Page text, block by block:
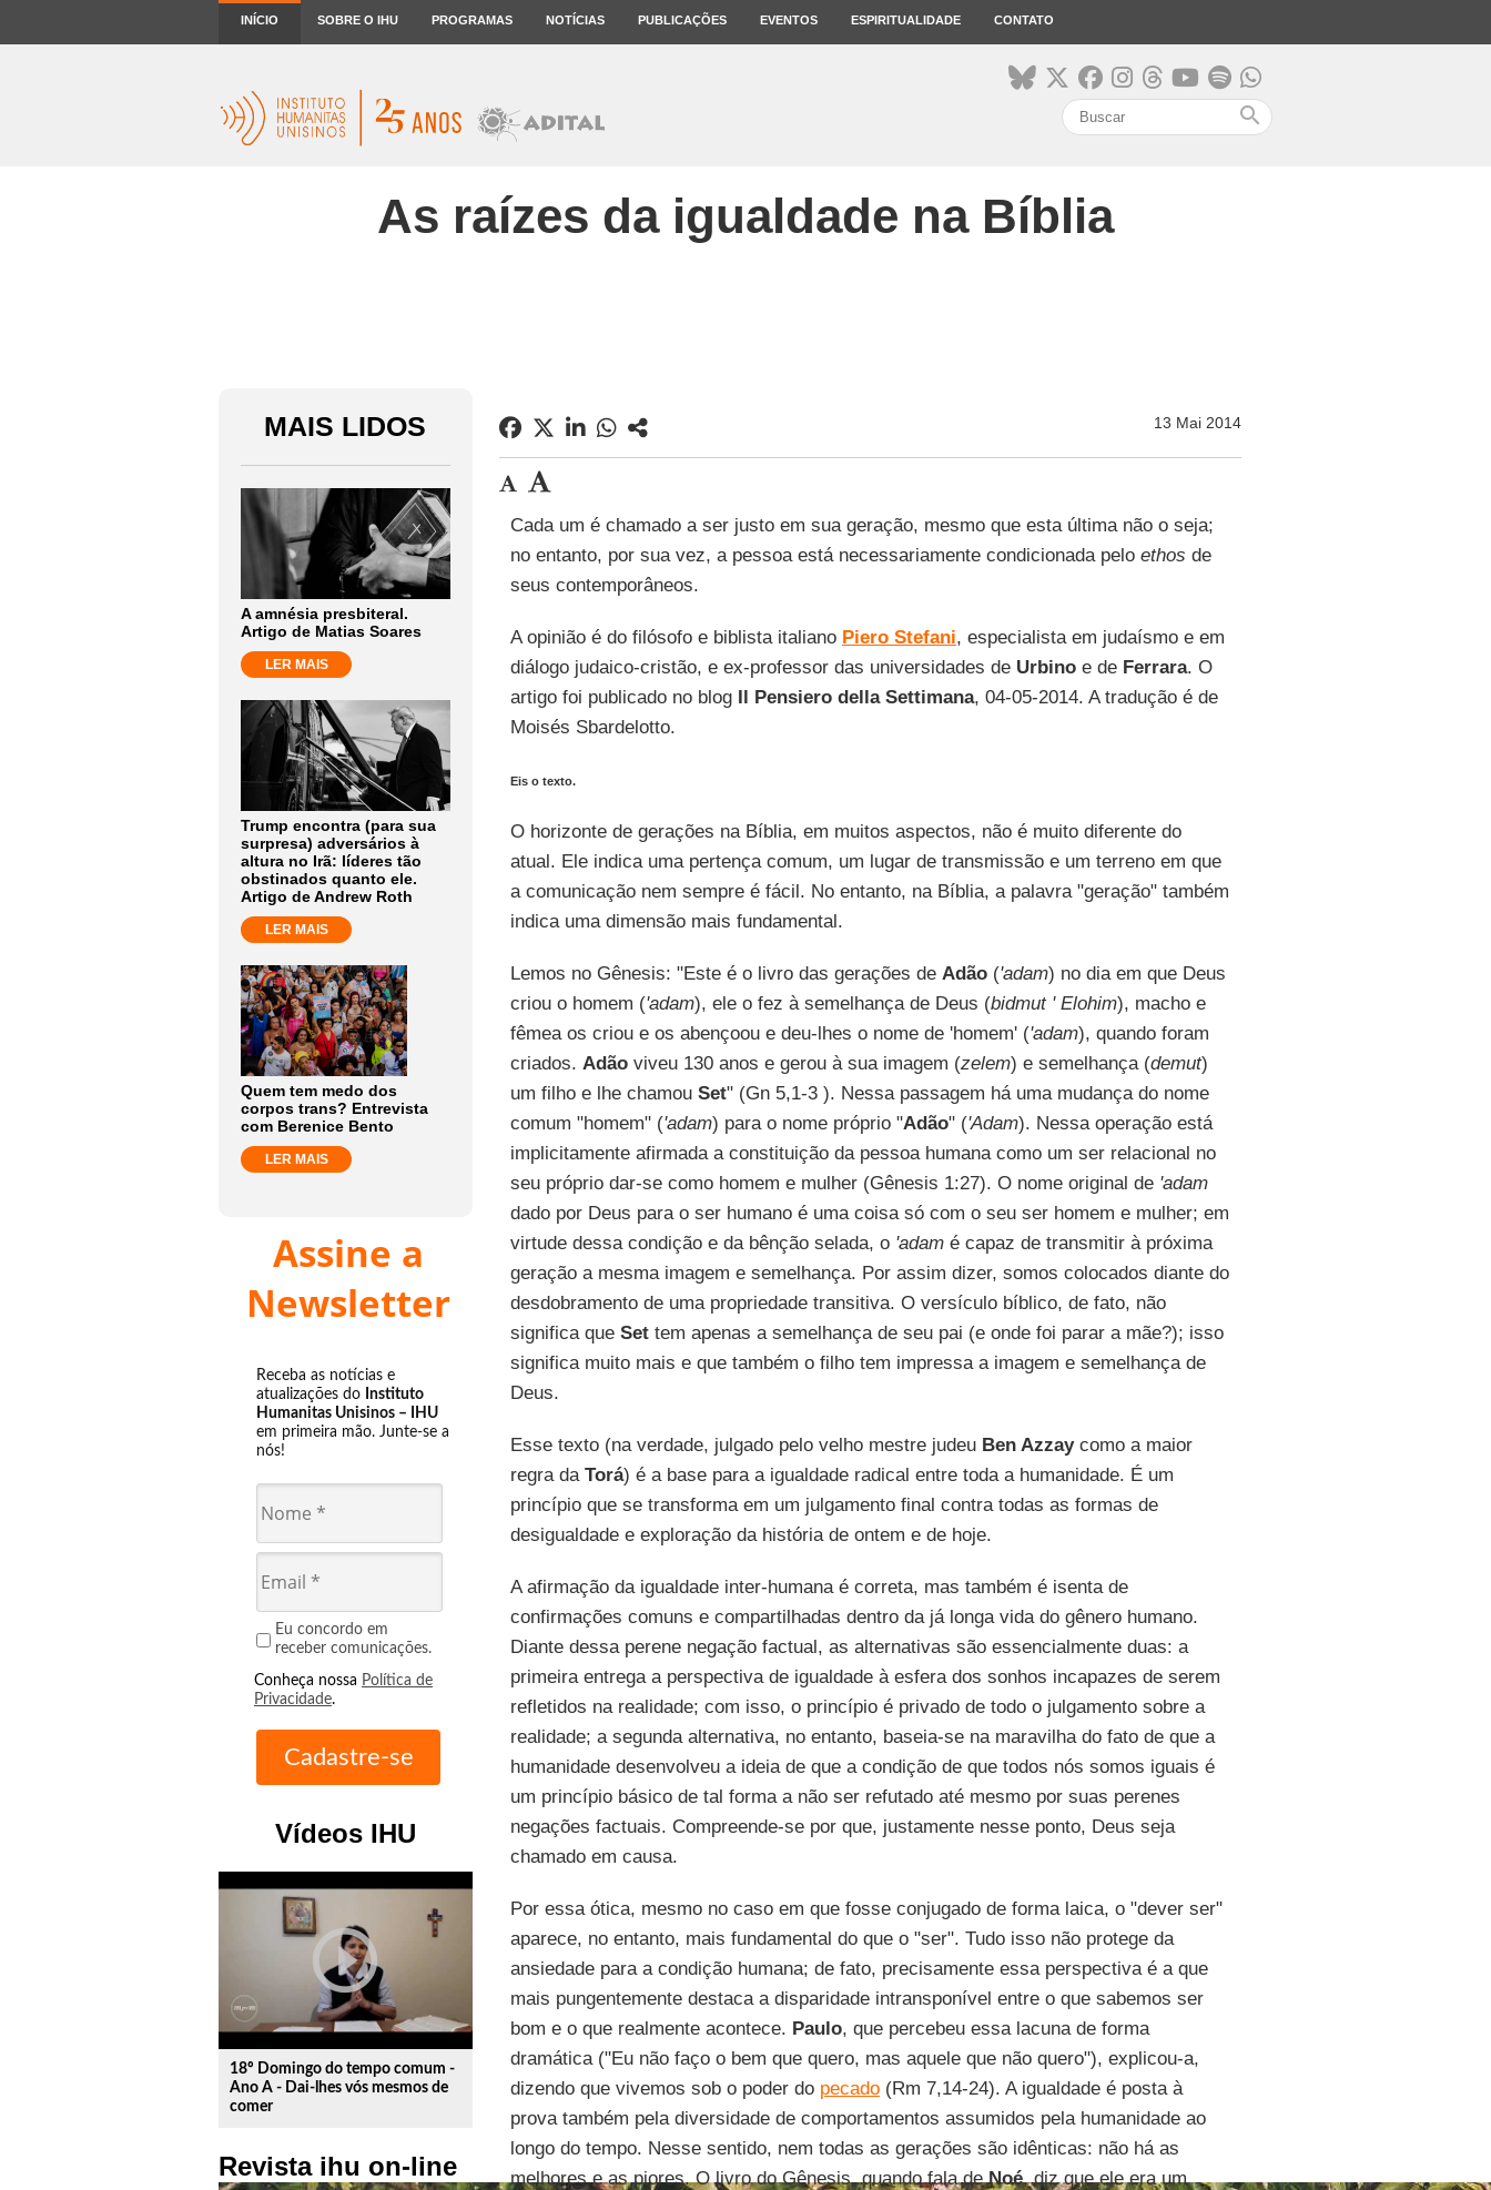
INÍCIO SOBRE O IHU PROGRAMAS NOTÍCIAS PUBLICAÇÕES EVENTOS ESPIRITUALIDADE CONTATO
search
As raízes da igualdade na Bíblia
MAIS LIDOS
A amnésia presbiteral.
Artigo de Matias Soares
LER MAIS
Trump encontra (para sua
surpresa) adversários à
altura no Irã: líderes tão
obstinados quanto ele.
Artigo de Andrew Roth
LER MAIS
Quem tem medo dos
corpos trans? Entrevista
com Berenice Bento
LER MAIS
Assine a
Newsletter
Receba as notícias e
atualizações do Instituto
Humanitas Unisinos – IHU
em primeira mão. Junte-se a
nós!
Eu concordo em
receber comunicações.
Conheça nossa Política de
Privacidade.
Vídeos IHU
play_circle_outline
18º Domingo do tempo comum -
Ano A - Dai-lhes vós mesmos de
comer
Revista ihu on-line
13 Mai 2014
Cada um é chamado a ser justo em sua geração, mesmo que esta última não o seja;
no entanto, por sua vez, a pessoa está necessariamente condicionada pelo ethos de
seus contemporâneos.
A opinião é do filósofo e biblista italiano Piero Stefani, especialista em judaísmo e em
diálogo judaico-cristão, e ex-professor das universidades de Urbinoe de Ferrara. O
artigo foi publicado no blog Il Pensiero della Settimana, 04-05-2014. A tradução é de
Moisés Sbardelotto.
Eis o texto.
O horizonte de gerações na Bíblia, em muitos aspectos, não é muito diferente do
atual. Ele indica uma pertença comum, um lugar de transmissão e um terreno em que
a comunicação nem sempre é fácil. No entanto, na Bíblia, a palavra "geração" também
indica uma dimensão mais fundamental.
Lemos no Gênesis: "Este é o livro das gerações de Adão('adam) no dia em que Deus
criou o homem ('adam), ele o fez à semelhança de Deus (bidmut ' Elohim), macho e
fêmea os criou e os abençoou e deu-lhes o nome de 'homem' ('adam), quando foram
criados. Adãoviveu 130 anos e gerou à sua imagem (zelem) e semelhança (demut)
um filho e lhe chamou Set" (Gn 5,1-3 ). Nessa passagem há uma mudança do nome
comum "homem" ('adam) para o nome próprio "Adão" ('Adam). Nessa operação está
implicitamente afirmada a constituição da pessoa humana como um ser relacional no
seu próprio dar-se como homem e mulher (Gênesis 1:27). O nome original de 'adam
dado por Deus para o ser humano é uma coisa só com o seu ser homem e mulher; em
virtude dessa condição e da bênção selada, o 'adamé capaz de transmitir à próxima
geração a mesma imagem e semelhança. Por assim dizer, somos colocados diante do
desdobramento de uma propriedade transitiva. O versículo bíblico, de fato, não
significa que Settem apenas a semelhança de seu pai (e onde foi parar a mãe?); isso
significa muito mais e que também o filho tem impressa a imagem e semelhança de
Deus.
Esse texto (na verdade, julgado pelo velho mestre judeu Ben Azzaycomo a maior
regra da Torá) é a base para a igualdade radical entre toda a humanidade. É um
princípio que se transforma em um julgamento final contra todas as formas de
desigualdade e exploração da história de ontem e de hoje.
A afirmação da igualdade inter-humana é correta, mas também é isenta de
confirmações comuns e compartilhadas dentro da já longa vida do gênero humano.
Diante dessa perene negação factual, as alternativas são essencialmente duas: a
primeira entrega a perspectiva de igualdade à esfera dos sonhos incapazes de serem
refletidos na realidade; com isso, o princípio é privado de todo o julgamento sobre a
realidade; a segunda alternativa, no entanto, baseia-se na maravilha do fato de que a
humanidade desenvolveu a ideia de que a condição de que todos nós somos iguais é
um princípio básico de tal forma a não ser refutado até mesmo por suas perenes
negações factuais. Compreende-se por que, justamente nesse ponto, Deus seja
chamado em causa.
Por essa ótica, mesmo no caso em que fosse conjugado de forma laica, o "dever ser"
aparece, no entanto, mais fundamental do que o "ser". Tudo isso não protege da
ansiedade para a condição humana; de fato, precisamente essa perspectiva é a que
mais pungentemente destaca a disparidade intransponível entre o que sabemos ser
bom e o que realmente acontece. Paulo, que percebeu essa lacuna de forma
dramática ("Eu não faço o bem que quero, mas aquele que não quero"), explicou-a,
dizendo que vivemos sob o poder do pecado(Rm 7,14-24). A igualdade é posta à
prova também pela diversidade de comportamentos assumidos pela humanidade ao
longo do tempo. Nesse sentido, nem todas as gerações são idênticas: não há as
melhores e as piores. O livro do Gênesis, quando fala deNoé, diz que ele era um